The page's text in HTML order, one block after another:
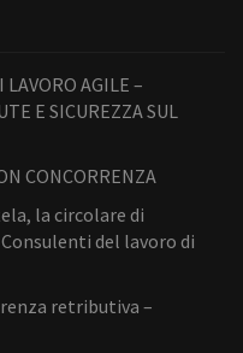
AGILE –
E SICUREZZA SUL
CONCORRENZA
la circolare di
del lavoro di
retributiva –